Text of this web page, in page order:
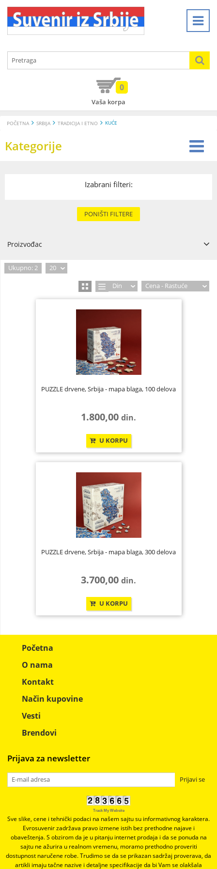
Vaša korpa
0
POČETNA SRBIJA TRADICIJA I ETNO KUĆE
Kategorije
Izabrani filteri:
PONIŠTI FILTERE
Proizvođac
Ukupno: 2 20
Din Cena - Rastuće
PUZZLE drvene, Srbija - mapa blaga, 100 delova
1.800,00din.
U KORPU
PUZZLE drvene, Srbija - mapa blaga, 300 delova
3.700,00din.
U KORPU
Početna
O nama
Kontakt
Način kupovine
Vesti
Brendovi
Prijava za newsletter
Prijavi se
Track My Website
Sve slike, cene i tehnički podaci na našem sajtu su informativnog karaktera.
Evrosuvenir zadržava pravo izmene istih bez prethodne najave i
obaveštenja. S obzirom da je u pitanju internet prodaja i da se ponuda na
sajtu ne ažurira u realnom vremenu, moramo prethodno proveriti
dostupnost naručene robe. Trudimo se da se prikazan sadržaj proverava, da
artikli imaju tačne nazive i detaljne specifikacije da bi Vam se olakšala